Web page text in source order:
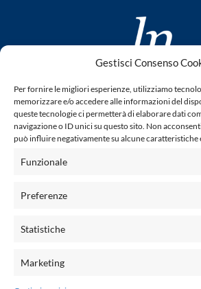
Gestisci Consenso
Per fornire le migliori esperienze, utilizziamo
memorizzare e/o accedere alle informazioni del
queste tecnologie ci permetterà di elaborare dati
navigazione o ID unici su questo sito. Non
può influire negativamente su alcune caratteristiche
Funzionale
Preferenze
Statistiche
Marketing
fondato da Romano
Questo blog non rappresenta una
quanto viene aggiornato senza alcuna
legge n° 62 del 7.03.2001. L'autore non
email: